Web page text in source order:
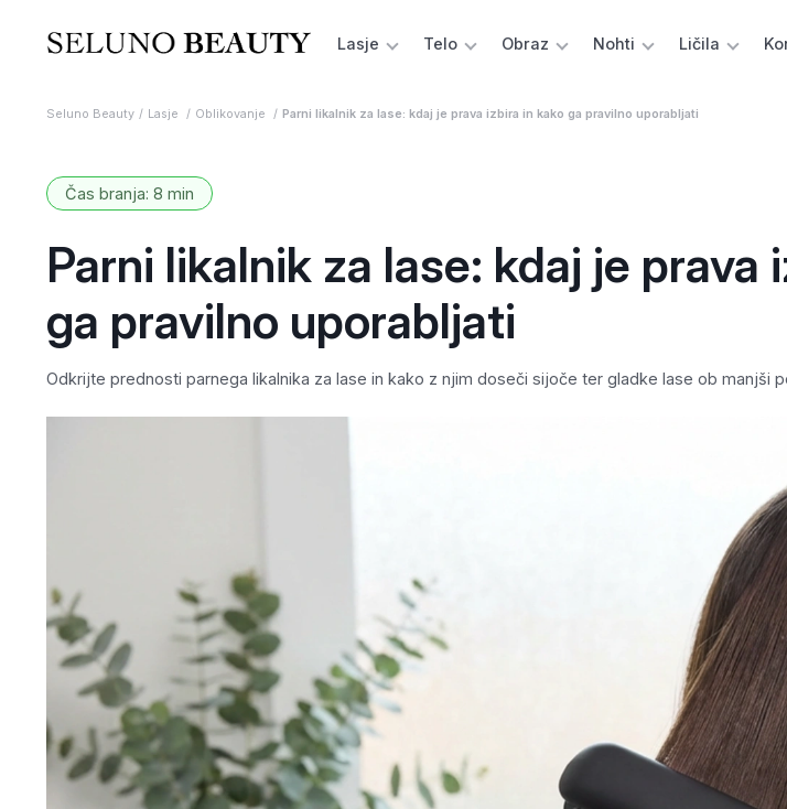
Lasje Telo Obraz Nohti Ličila
Seluno Beauty Lasje Oblikovanje Parni likalnik za lase: kdaj je prava izbira in kako ga pravilno uporabljati
Čas branja: 8 min
Parni likalnik za lase: kdaj je prava
ga pravilno uporabljati
Odkrijte prednosti parnega likalnika za lase in kako z njim doseči sijoče ter gladke lase ob manjši